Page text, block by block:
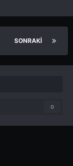
SONRAKI
0